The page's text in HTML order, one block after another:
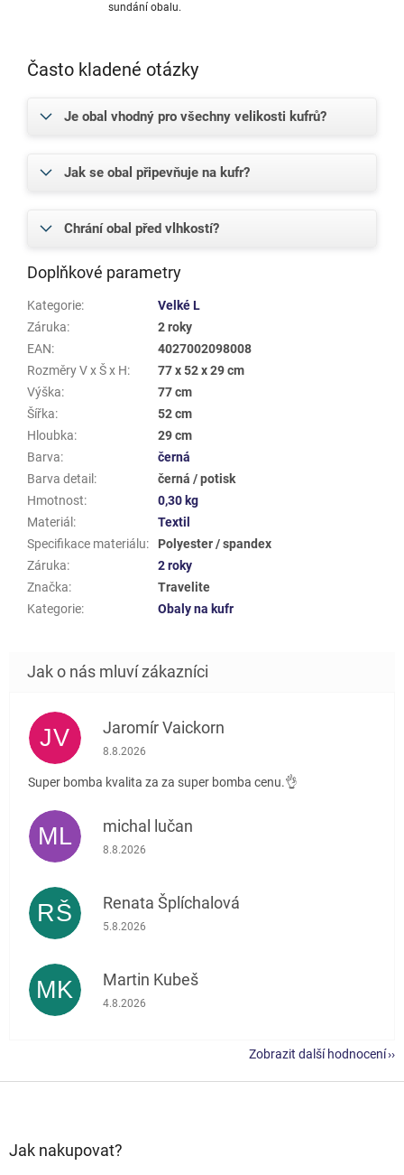
sundání obalu.
Často kladené otázky
Je obal vhodný pro všechny velikosti kufrů?
Jak se obal připevňuje na kufr?
Chrání obal před vlhkostí?
Doplňkové parametry
Kategorie:
Velké L
Záruka:
2 roky
EAN:
4027002098008
Rozměry V x Š x H:
77 x 52 x 29 cm
Výška:
77 cm
Šířka:
52 cm
Hloubka:
29 cm
Barva:
černá
Barva detail :
černá / potisk
Hmotnost:
0,30 kg
Materiál :
Textil
Specifikace materiálu:
Polyester / spandex
Záruka:
2 roky
Značka:
Travelite
Kategorie: Obaly na kufr
JV Jaromír Vaickorn
Hodnocení obchodu je 5 z 5 hvězdiček.
8.8.2026
Super bomba kvalita za za super bomba cenu.👌
ML michal lučan
Hodnocení obchodu je 5 z 5 hvězdiček.
8.8.2026
RŠ Renata Šplíchalová
Hodnocení obchodu je 5 z 5 hvězdiček.
5.8.2026
MK Martin Kubeš
Hodnocení obchodu je 5 z 5 hvězdiček.
4.8.2026
Zobrazit další hodnocení
Jak nakupovat?